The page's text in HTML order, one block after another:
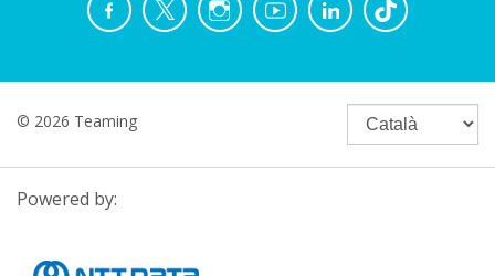
© 2026 Teaming
Powered by: